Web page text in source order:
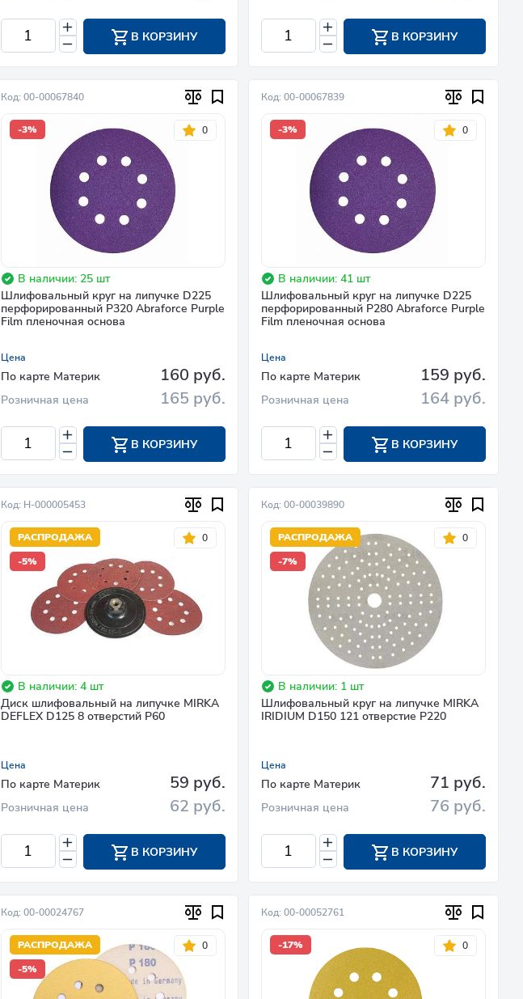
В КОРЗИНУ В КОРЗИНУ
Код: 00-00067840
-3% 0
В наличии: 25 шт
Шлифовальный круг на липучке D225
перфорированный P320 Abraforce Purple
Film пленочная основа
Цена
По карте Материк 160 руб.
Розничная цена 165 руб.
В КОРЗИНУ
Код: 00-00067839
-3% 0
В наличии: 41 шт
Шлифовальный круг на липучке D225
перфорированный P280 Abraforce Purple
Film пленочная основа
Цена
По карте Материк 159 руб.
Розничная цена 164 руб.
В КОРЗИНУ
Код: Н-000005453
РАСПРОДАЖА
-5%
0
В наличии: 4 шт
Диск шлифовальный на липучке MIRKA
DEFLEX D125 8 отверстий P60
Цена
По карте Материк 59 руб.
Розничная цена 62 руб.
В КОРЗИНУ
Код: 00-00039890
РАСПРОДАЖА
-7%
0
В наличии: 1 шт
Шлифовальный круг на липучке MIRKA
IRIDIUM D150 121 отверстие P220
Цена
По карте Материк 71 руб.
Розничная цена 76 руб.
В КОРЗИНУ
Код: 00-00024767
РАСПРОДАЖА
-5%
0
Код: 00-00052761
-17% 0